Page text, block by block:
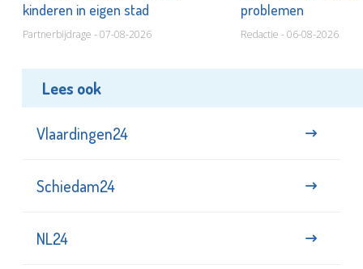
kinderen in eigen stad
Partnerbijdrage - 07-08-2026
problemen
Redactie - 06-08-2026
Lees ook
Vlaardingen24
Schiedam24
NL24